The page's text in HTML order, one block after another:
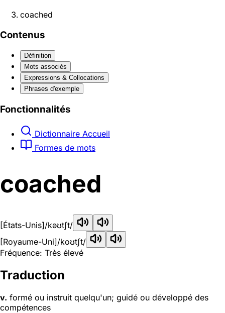
coached
Contenus
Définition
Mots associés
Expressions & Collocations
Phrases d'exemple
Fonctionnalités
Dictionnaire Accueil
Formes de mots
coached
[États-Unis]/kəʊtʃt/
[Royaume-Uni]/koʊtʃt/
Fréquence: Très élevé
Traduction
v. formé ou instruit quelqu'un; guidé ou développé des
compétences